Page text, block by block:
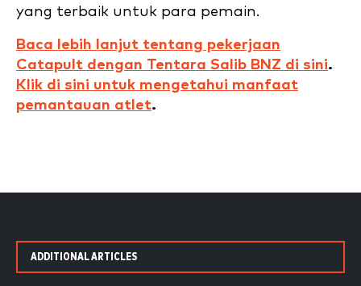
yang terbaik untuk para pemain.
Baca lebih lanjut tentang pekerjaan
Catapult dengan Tentara Salib BNZ di sini.
Klik di sini untuk mengetahui manfaat
pemantauan atlet.
ADDITIONAL ARTICLES